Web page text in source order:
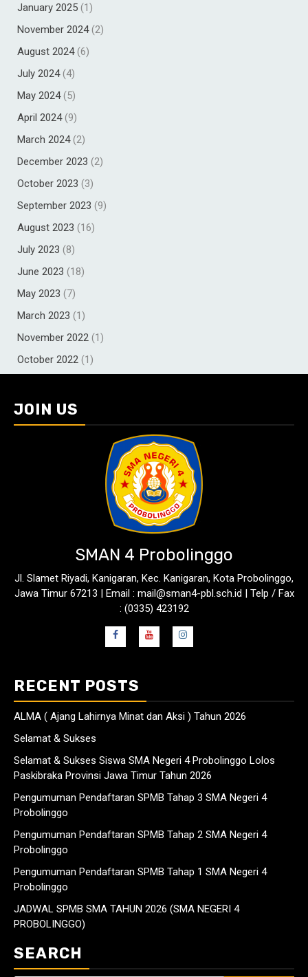
January 2025 (1)
November 2024(2)
August 2024(6)
July 2024(4)
May 2024(5)
April 2024(9)
March 2024(2)
December 2023 (2)
October 2023 (3)
September 2023 (9)
August 2023 (16)
July 2023 (8)
June 2023 (18)
May 2023 (7)
March 2023 (1)
November 2022 (1)
October 2022 (1)
JOIN US
SMAN 4 Probolinggo
Jl. Slamet Riyadi, Kanigaran, Kec. Kanigaran, Kota Probolinggo,
Jawa Timur 67213 | Email : mail@sman4-pbl.sch.id | Telp / Fax
: (0335) 423192
RECENT POSTS
ALMA ( Ajang Lahirnya Minat dan Aksi ) Tahun 2026
Selamat & Sukses
Selamat & Sukses Siswa SMA Negeri 4 Probolinggo Lolos
Paskibraka Provinsi Jawa Timur Tahun 2026
Pengumuman Pendaftaran SPMB Tahap 3 SMA Negeri 4
Probolinggo
Pengumuman Pendaftaran SPMB Tahap 2 SMA Negeri 4
Probolinggo
Pengumuman Pendaftaran SPMB Tahap 1 SMA Negeri 4
Probolinggo
JADWAL SPMB SMA TAHUN 2026 (SMA NEGERI 4
PROBOLINGGO)
SEARCH